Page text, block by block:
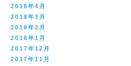
2018年4月
2018年3月
2018年2月
2018年1月
2017年12月
2017年11月